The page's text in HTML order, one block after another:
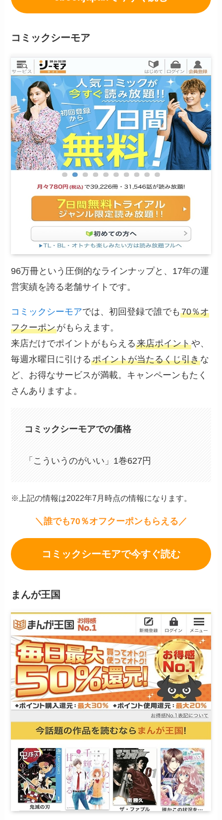
コミックシーモア
96万冊という圧倒的なラインナップと、17年の運
営実績を誇る老舗サイトです。
コミックシーモアでは、初回登録で誰でも70％オ
フクーポンがもらえます。
来店だけでポイントがもらえる来店ポイントや、
毎週水曜日に引けるポイントが当たるくじ引きな
ど、お得なサービスが満載。キャンペーンもたく
さんありますよ。
コミックシーモアでの価格
「こういうのがいい」1巻627円
※上記の情報は2022年7月時点の情報になります。
＼誰でも70％オフクーポンもらえる／
コミックシーモアで今すぐ読む
まんが王国